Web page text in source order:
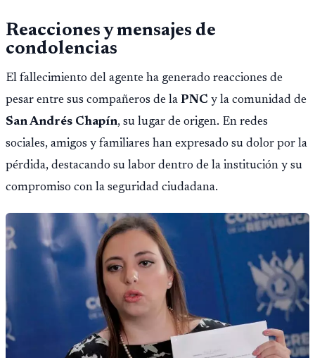
Reacciones y mensajes de
condolencias
El fallecimiento del agente ha generado reacciones de
pesar entre sus compañeros de la PNC y la comunidad de
San Andrés Chapín, su lugar de origen. En redes
sociales, amigos y familiares han expresado su dolor por la
pérdida, destacando su labor dentro de la institución y su
compromiso con la seguridad ciudadana.